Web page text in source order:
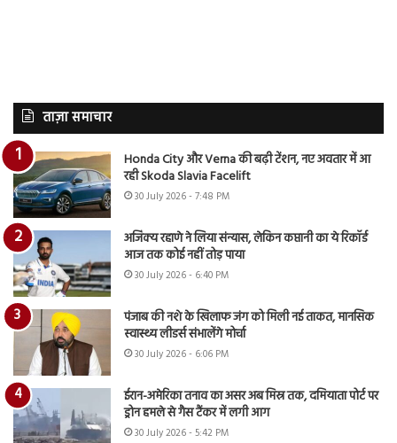
ताज़ा समाचार
Honda City और Verna की बढ़ी टेंशन, नए अवतार में आ
रही Skoda Slavia Facelift
30 July 2026 - 7:48 PM
अजिंक्य रहाणे ने लिया संन्यास, लेकिन कप्तानी का ये रिकॉर्ड
आज तक कोई नहीं तोड़ पाया
30 July 2026 - 6:40 PM
पंजाब की नशे के खिलाफ जंग को मिली नई ताकत, मानसिक
स्वास्थ्य लीडर्स संभालेंगे मोर्चा
30 July 2026 - 6:06 PM
ईरान-अमेरिका तनाव का असर अब मिस्र तक, दमियाता पोर्ट पर
ड्रोन हमले से गैस टैंकर में लगी आग
30 July 2026 - 5:42 PM